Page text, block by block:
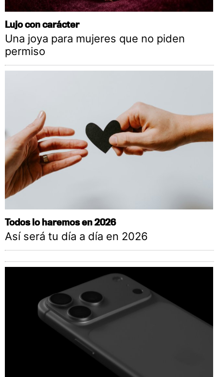
Lujo con carácter
Una joya para mujeres que no piden
permiso
Todos lo haremos en 2026
Así será tu día a día en 2026